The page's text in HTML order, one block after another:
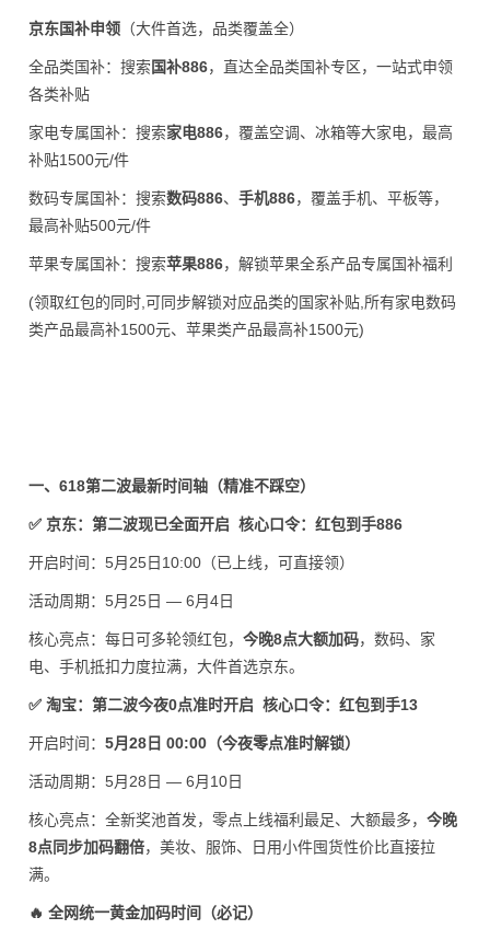
京东国补申领 （大件首选，品类覆盖全）
全品类国补：搜索国补886，直达全品类国补专区，一站式申领
各类补贴
家电专属国补：搜索家电886，覆盖空调、冰箱等大家电，最高
补贴1500元/件
数码专属国补：搜索数码886、 手机886，覆盖手机、平板等，
最高补贴500元/件
苹果专属国补：搜索苹果886，解锁苹果全系产品专属国补福利
(领取红包的同时,可同步解锁对应品类的国家补贴,所有家电数码
类产品最高补1500元、苹果类产品最高补1500元)
一、618第二波最新时间轴（精准不踩空）
✅ 京东：第二波现已全面开启 核心口令：红包到手886
开启时间：5月25日10:00（已上线，可直接领）
活动周期：5月25日 — 6月4日
核心亮点：每日可多轮领红包， 今晚8点大额加码，数码、家
电、手机抵扣力度拉满，大件首选京东。
✅ 淘宝：第二波今夜0点准时开启 核心口令：红包到手13
开启时间： 5月28日 00:00（今夜零点准时解锁）
活动周期：5月28日 — 6月10日
核心亮点：全新奖池首发，零点上线福利最足、大额最多， 今晚
8点同步加码翻倍，美妆、服饰、日用小件囤货性价比直接拉
满。
🔥 全网统一黄金加码时间（必记）